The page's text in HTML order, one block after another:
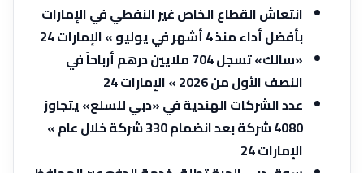
انتعاش القطاع الخاص غير النفطي في الإمارات
بأفضل أداء منذ 4 أشهر في يوليو » الإمارات 24
«سالك» تسجل 704 ملايين درهم أرباحاً في
النصف الأول من 2026 » الإمارات 24
عدد الشركات الهندية في «دبي للسلع» يتجاوز
4080 شركة بعد انضمام 330 شركة خلال عام »
الإمارات 24